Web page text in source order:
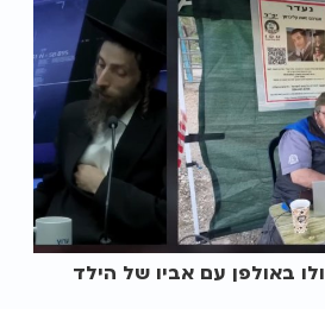
באולפן עם אביו של הילד